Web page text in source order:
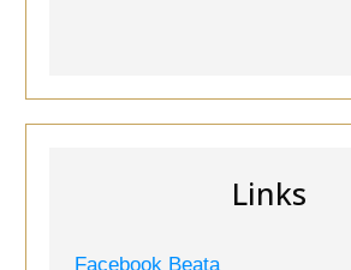
Links
Facebook Beata